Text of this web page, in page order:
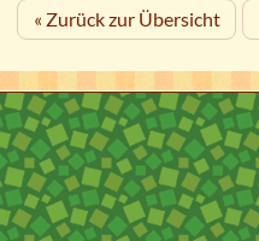
« Zurück zur Übersicht